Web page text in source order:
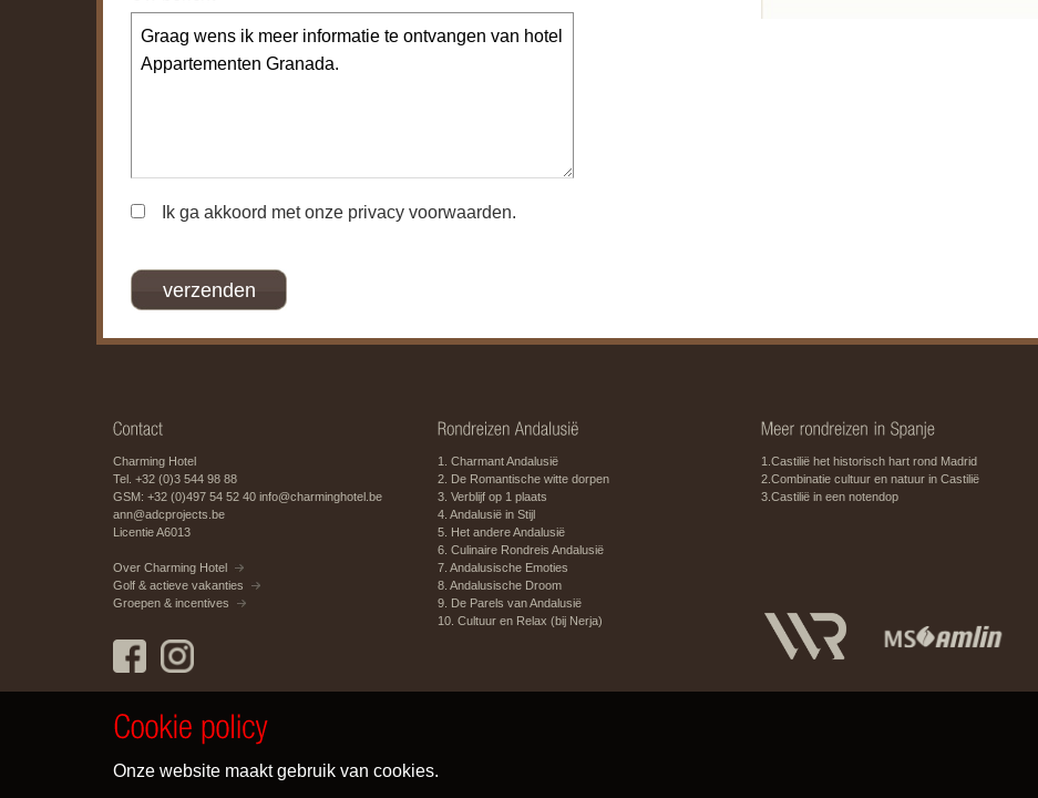
Ik ga akkoord met onze privacy voorwaarden.
Onze website maakt gebruik van cookies.
Charming Hotel
Tel. +32 (0)3 544 98 88
GSM: +32 (0)497 54 52 40 info@charminghotel.be
ann@adcprojects.be
Licentie A6013
Over Charming Hotel
Golf & actieve vakanties
Groepen & incentives
1. Charmant Andalusië
2. De Romantische witte dorpen
3. Verblijf op 1 plaats
4. Andalusië in Stijl
5. Het andere Andalusië
6. Culinaire Rondreis Andalusië
7. Andalusische Emoties
8. Andalusische Droom
9. De Parels van Andalusië
10. Cultuur en Relax (bij Nerja)
1.Castilië het historisch hart rond Madrid
2.Combinatie cultuur en natuur in Castilië
3.Castilië in een notendop